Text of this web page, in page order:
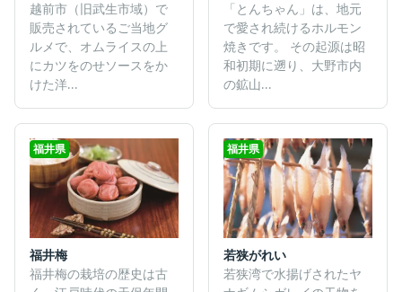
越前市（旧武生市域）で
販売されているご当地グ
ルメで、オムライスの上
にカツをのせソースをか
けた洋...
「とんちゃん」は、地元
で愛され続けるホルモン
焼きです。 その起源は昭
和初期に遡り、大野市内
の鉱山...
福井県
福井梅
福井梅の栽培の歴史は古
福井県
若狭がれい
若狭湾で水揚げされたヤ